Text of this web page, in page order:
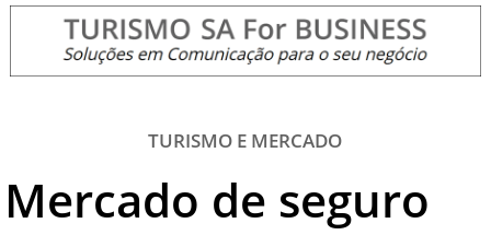
EVENTOS
HOTELARIA
DICAS
VITRINE
TURISMO SA TV
TURISMO E MERCADO
Mercado de seguro